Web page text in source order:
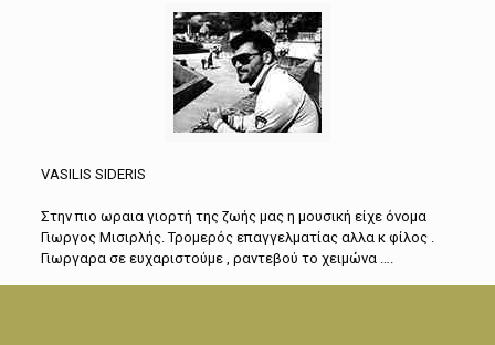
VASILIS SIDERIS
Στην πιο ωραια γιορτή της ζωής μας η μουσική είχε όνομα
Γιωργος Μισιρλής. Τρομερός επαγγελματίας αλλα κ φίλος .
Γιωργαρα σε ευχαριστούμε , ραντεβού το χειμώνα ….